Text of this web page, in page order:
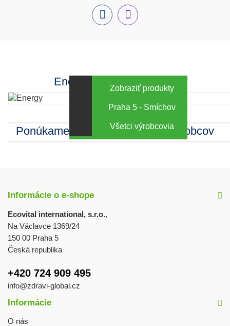
FacebookINstagram
Energy za výhodné ceny
Zobraziť produkty
Kamenná predajňa
Praha 5 - Smíchov
Ponúkame sortiment mnohých výrobcov
Všetci výrobcovia
Informácie o e-shope
Ecovital international, s.r.o.,
Na Václavce 1369/24
150 00 Praha 5
Česká republika
+420 724 909 495
info@zdravi-global.cz
Informácie
O nás